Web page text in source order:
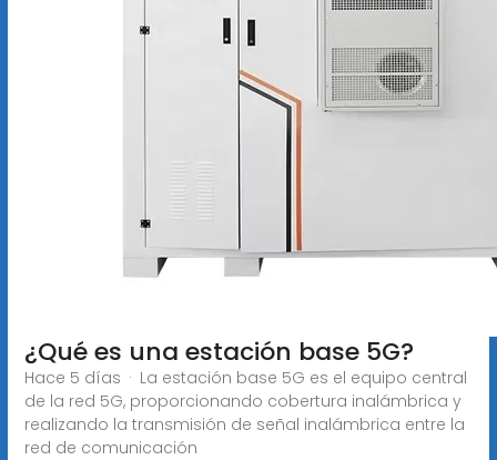
¿Qué es una estación base 5G?
Hace 5 días · La estación base 5G es el equipo central
de la red 5G, proporcionando cobertura inalámbrica y
realizando la transmisión de señal inalámbrica entre la
red de comunicación